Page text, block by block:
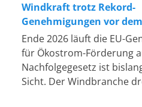
Windkraft trotz Rekord-
Genehmigungen vor
Ende 2026 läuft die EU-
für Ökostrom-Förderung
Nachfolgegesetz ist
Sicht. Der Windbranche